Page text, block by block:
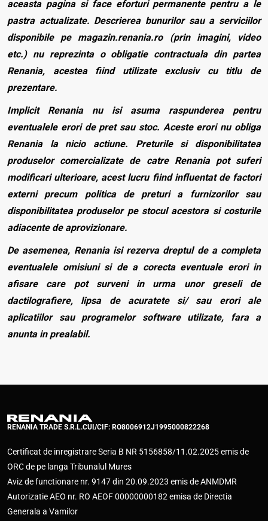
aceasta pagina si face eforturi permanente pentru a le
pastra actualizate. Descrierea bunurilor sau a serviciilor
disponibile pe magazin.renania.ro (prin imagini, video
etc.) nu reprezinta o obligatie contractuala din partea
Renania, acestea fiind utilizate exclusiv cu titlu de
prezentare.
Implicit Renania nu isi asuma raspunderea pentru
eventualele erori de pret sau stoc. Aceste erori nu obliga
Renania la nicio actiune. Preturile si disponibilitatea
produselor comercializate de catre Renania pot suferi
modificari ulterioare, acest lucru fiind influentat de factori
externi precum politica de preturi a furnizorilor sau
disponibilitatea produselor pe stocul acestora si costurile
adiacente de aprovizionare.
De asemenea, Renania isi rezerva dreptul de a completa
eventualele omisiuni si de a corecta eventuale erori in
afisare care pot surveni in urma unor greseli de
dactilografiere, lipsa de acuratete si/ sau erori ale
aplicatiilor sau programelor software utilizate, fara a
anunta in prealabil.
RENANIA TRADE S.R.L.CUI/CIF: RO8006912J1995000822268
Certificat de inregistrare Seria B NR 5156858/11.02.2025 emis de
ORC de pe langa Tribunalul Mures
Aviz de functionare nr. 9147 din 20.09.2023 emis de ANMDMR
Autorizatie AEO nr. RO AEOF 00000000182 emisa de Directia
Generala a Vamilor